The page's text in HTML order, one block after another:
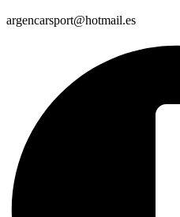
argencarsport@hotmail.es